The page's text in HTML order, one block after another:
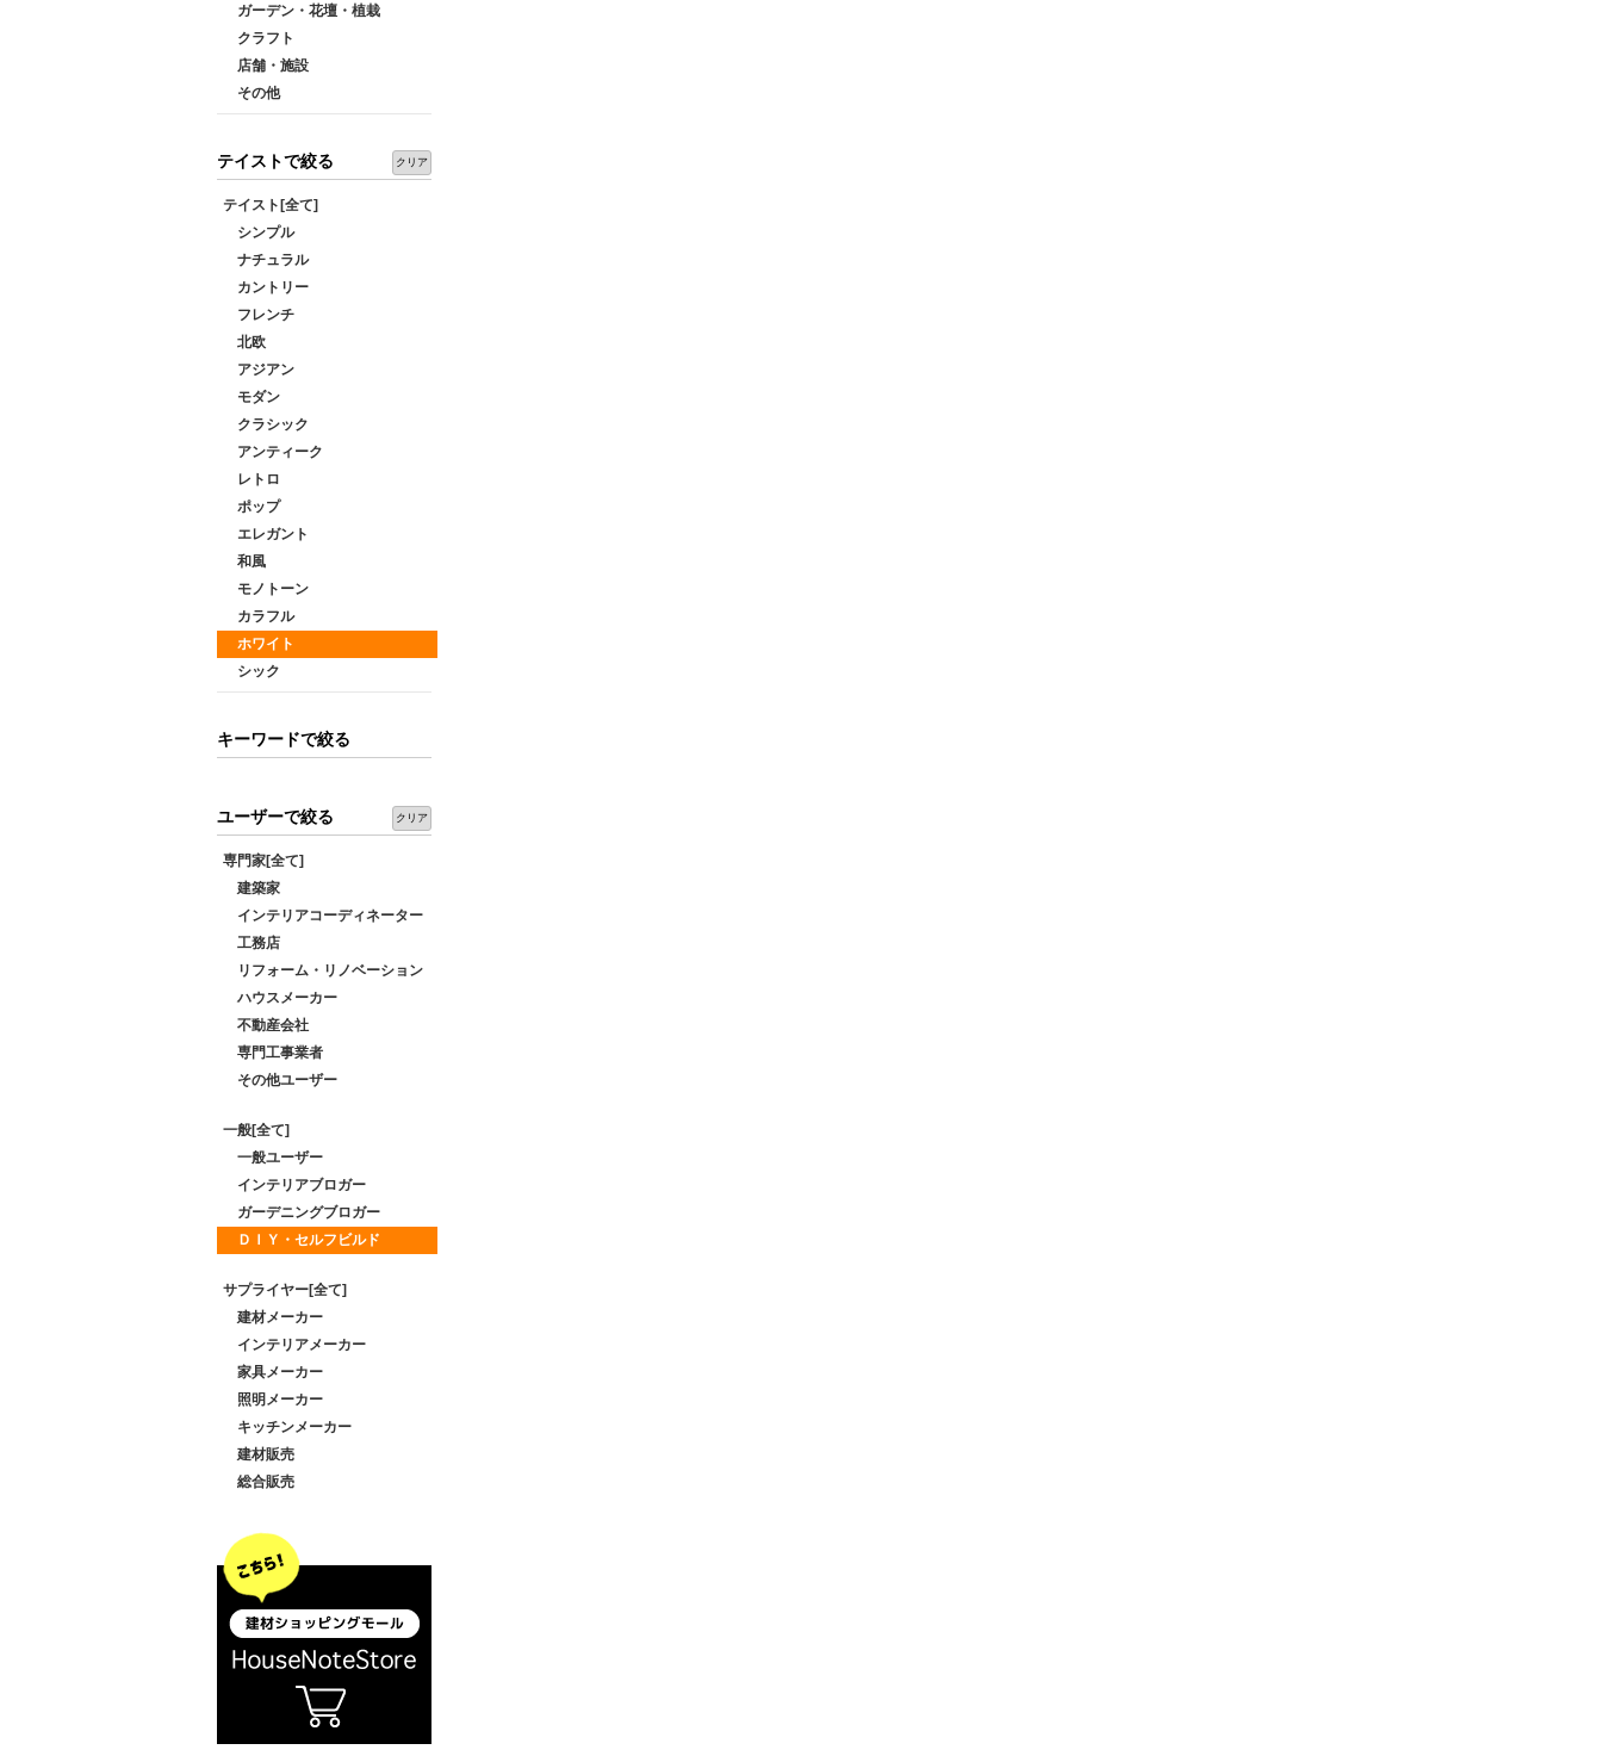
ガーデン・花壇・植栽
クラフト
店舗・施設
その他
テイストで絞る クリア
テイスト[全て]
シンプル
ナチュラル
カントリー
フレンチ
北欧
アジアン
モダン
クラシック
アンティーク
レトロ
ポップ
エレガント
和風
モノトーン
カラフル
ホワイト
シック
キーワードで絞る
ユーザーで絞る クリア
専門家[全て]
建築家
インテリアコーディネーター
工務店
リフォーム・リノベーション
ハウスメーカー
不動産会社
専門工事業者
その他ユーザー
一般[全て]
一般ユーザー
インテリアブロガー
ガーデニングブロガー
ＤＩＹ・セルフビルド
サプライヤー[全て]
建材メーカー
インテリアメーカー
家具メーカー
照明メーカー
キッチンメーカー
建材販売
総合販売